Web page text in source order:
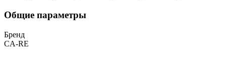
Общие параметры
Бренд
CA-RE